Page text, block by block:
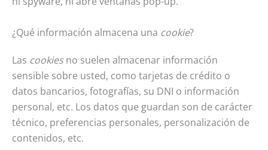
¿Qué información almacena una cookie?
Las cookiesno suelen almacenar información
sensible sobre usted, como tarjetas de crédito o
datos bancarios, fotografías, su DNI o información
personal, etc. Los datos que guardan son de carácter
técnico, preferencias personales, personalización de
contenidos, etc.